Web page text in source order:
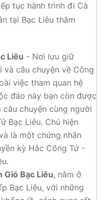
tục hành trình đi Cà
tại Bạc Liêu thăm
Liêu - Nơi lưu giữ
và câu chuyện về Công
việc tham quan hệ
đáo này bạn còn được
câu chuyện cùng người
Bạc Liêu. Chú hiện
là một chứng nhân
kỳ Hắc Công Tử -
Bạc Liêu, nằm ở
Bạc Liêu, với những